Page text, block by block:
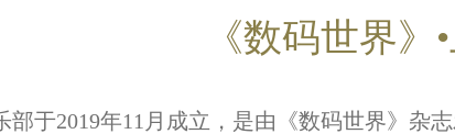
《数码世界》
部于2019年11月成立，是由《数码世界》